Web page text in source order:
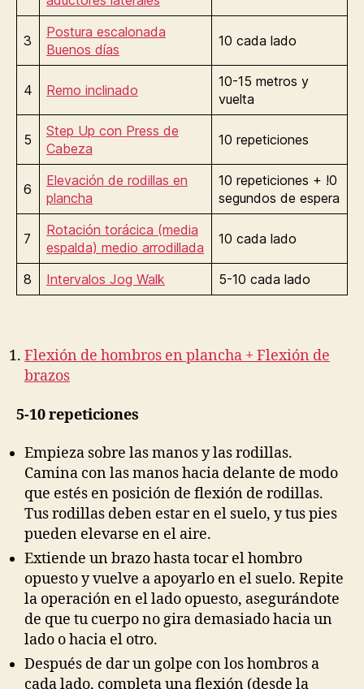
3
Postura escalonada
Buenos días
10 cada lado
4 Remo inclinado
10-15 metros y
vuelta
5
Step Up con Press de
Cabeza
10 repeticiones
6
Elevación de rodillas en
plancha
10 repeticiones + !0
segundos de espera
7
Rotación torácica (media
espalda) medio arrodillada
10 cada lado
8 Intervalos Jog Walk 5-10 cada lado
Flexión de hombros en plancha + Flexión de
brazos
5-10 repeticiones
Empieza sobre las manos y las rodillas.
Camina con las manos hacia delante de modo
que estés en posición de flexión de rodillas.
Tus rodillas deben estar en el suelo, y tus pies
pueden elevarse en el aire.
Extiende un brazo hasta tocar el hombro
opuesto y vuelve a apoyarlo en el suelo. Repite
la operación en el lado opuesto, asegurándote
de que tu cuerpo no gira demasiado hacia un
lado o hacia el otro.
Después de dar un golpe con los hombros a
cada lado, completa una flexión (desde la